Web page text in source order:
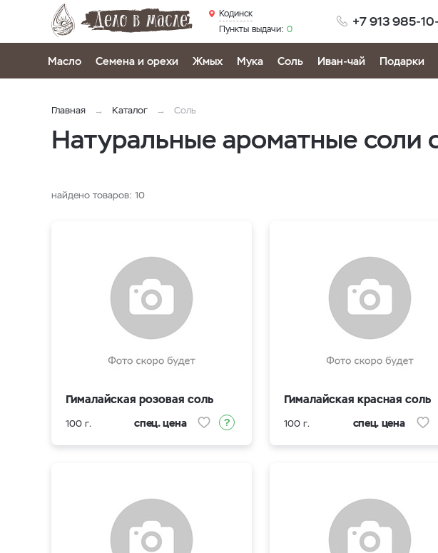
+7 913 985-
Кодинск
Пункты выдачи: 0
Масло Семена и орехи Жмых Мука Соль Иван-чай Подарки
Главная Каталог Соль
Натуральные ароматные соли
найдено товаров: 10
Гималайская розовая соль
100 г. спец. цена
Гималайская красная соль
100 г. спец. цена